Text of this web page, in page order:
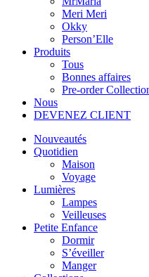
Meri Meri
Okky
Person’Elle
Produits
Tous
Bonnes affaires
Pre-order
Nous
DEVENEZ CLIENT
Nouveautés
Quotidien
Maison
Voyage
Lumières
Lampes
Veilleuses
Petite Enfance
Dormir
S’éveiller
Manger